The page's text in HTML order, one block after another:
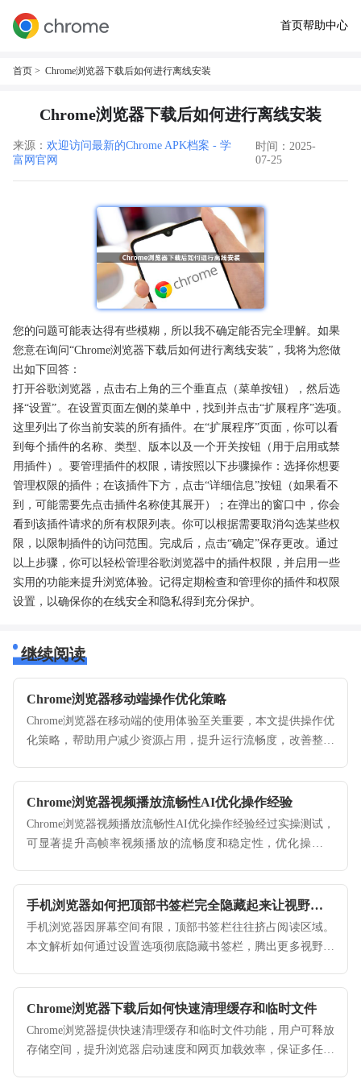
首页帮助中心
首页 > Chrome浏览器下载后如何进行离线安装
Chrome浏览器下载后如何进行离线安装
来源： 欢迎访问最新的Chrome APK档案 - 学
富网官网
时间：2025-
07-25
您的问题可能表达得有些模糊，所以我不确定能否完全理解。如果
您意在询问“Chrome浏览器下载后如何进行离线安装”，我将为您做
出如下回答：
打开谷歌浏览器，点击右上角的三个垂直点（菜单按钮），然后选
择“设置”。在设置页面左侧的菜单中，找到并点击“扩展程序”选项。
这里列出了你当前安装的所有插件。在“扩展程序”页面，你可以看
到每个插件的名称、类型、版本以及一个开关按钮（用于启用或禁
用插件）。要管理插件的权限，请按照以下步骤操作：选择你想要
管理权限的插件；在该插件下方，点击“详细信息”按钮（如果看不
到，可能需要先点击插件名称使其展开）；在弹出的窗口中，你会
看到该插件请求的所有权限列表。你可以根据需要取消勾选某些权
限，以限制插件的访问范围。完成后，点击“确定”保存更改。通过
以上步骤，你可以轻松管理谷歌浏览器中的插件权限，并启用一些
实用的功能来提升浏览体验。记得定期检查和管理你的插件和权限
设置，以确保你的在线安全和隐私得到充分保护。
继续阅读
Chrome浏览器移动端操作优化策略
Chrome浏览器在移动端的使用体验至关重要，本文提供操作优
化策略，帮助用户减少资源占用，提升运行流畅度，改善整体
Chrome浏览器视频播放流畅性AI优化操作经验
Chrome浏览器视频播放流畅性AI优化操作经验经过实操测试，
可显著提升高帧率视频播放的流畅度和稳定性，优化操作流
手机浏览器如何把顶部书签栏完全隐藏起来让视野更大
手机浏览器因屏幕空间有限，顶部书签栏往往挤占阅读区域。
本文解析如何通过设置选项彻底隐藏书签栏，腾出更多视野，
寸手机显示屏幕空间。
Chrome浏览器下载后如何快速清理缓存和临时文件
Chrome浏览器提供快速清理缓存和临时文件功能，用户可释放
存储空间，提升浏览器启动速度和网页加载效率，保证多任务